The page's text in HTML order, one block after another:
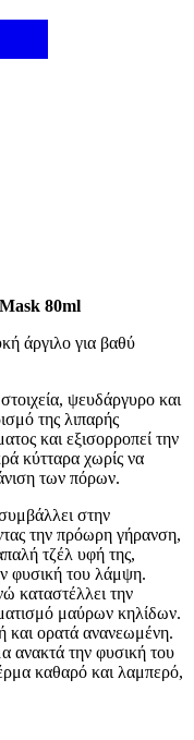
80ml
άργιλο για βαθύ
ψευδάργυρο και
της λιπαρής
και εξισορροπεί την
κύτταρα χωρίς να
των πόρων.
στην
την πρόωρη γήρανση,
τζέλ υφή της,
φυσική του λάμψη.
καταστέλλει την
μαύρων κηλίδων.
και ορατά ανανεωμένη.
ανακτά την φυσική του
καθαρό και λαμπερό,